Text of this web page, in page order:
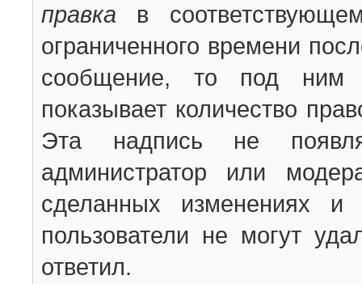
правка в
ограниченного времени
сообщение, то под ним
показывает количество
Эта надпись не
администратор или
сделанных изменениях
пользователи не могут
ответил.